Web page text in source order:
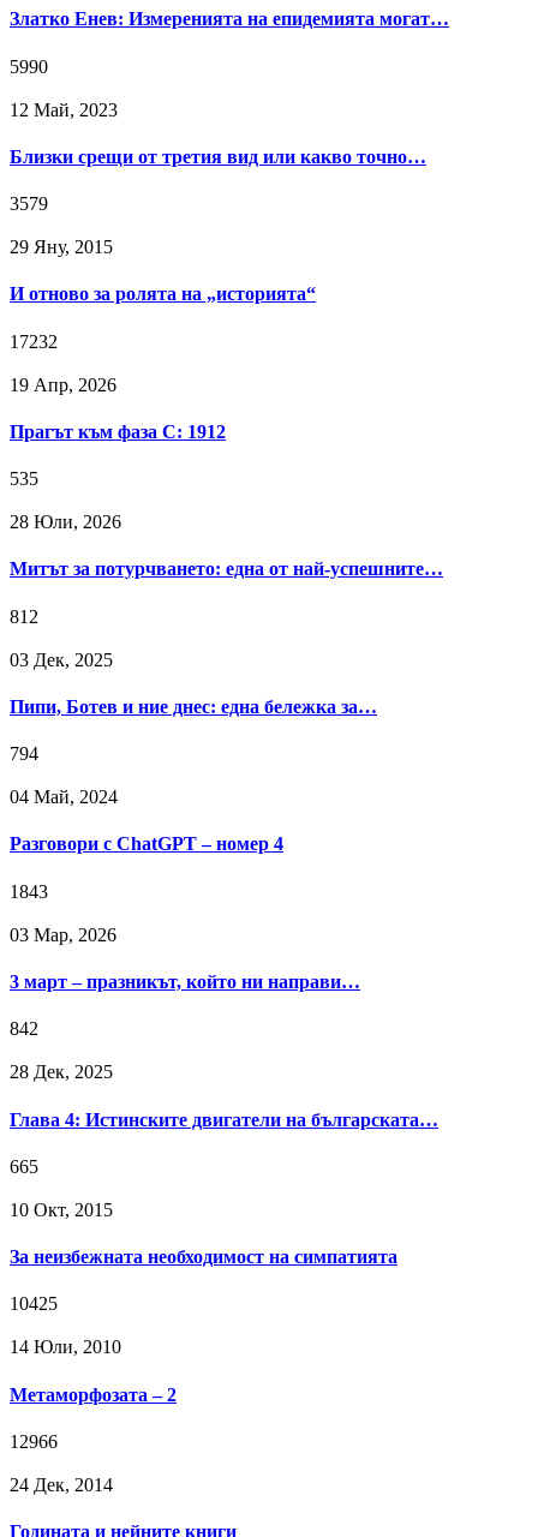
Златко Енев: Измеренията на епидемията могат…
5990
12 Май, 2023
Близки срещи от третия вид или какво точно…
3579
29 Яну, 2015
И отново за ролята на „историята“
17232
19 Апр, 2026
Прагът към фаза C: 1912
535
28 Юли, 2026
Митът за потурчването: една от най-успешните…
812
03 Дек, 2025
Пипи, Ботев и ние днес: една бележка за…
794
04 Май, 2024
Разговори с ChatGPT – номер 4
1843
03 Мар, 2026
3 март – празникът, който ни направи…
842
28 Дек, 2025
Глава 4: Истинските двигатели на българската…
665
10 Окт, 2015
За неизбежната необходимост на симпатията
10425
14 Юли, 2010
Метаморфозата – 2
12966
24 Дек, 2014
Годината и нейните книги